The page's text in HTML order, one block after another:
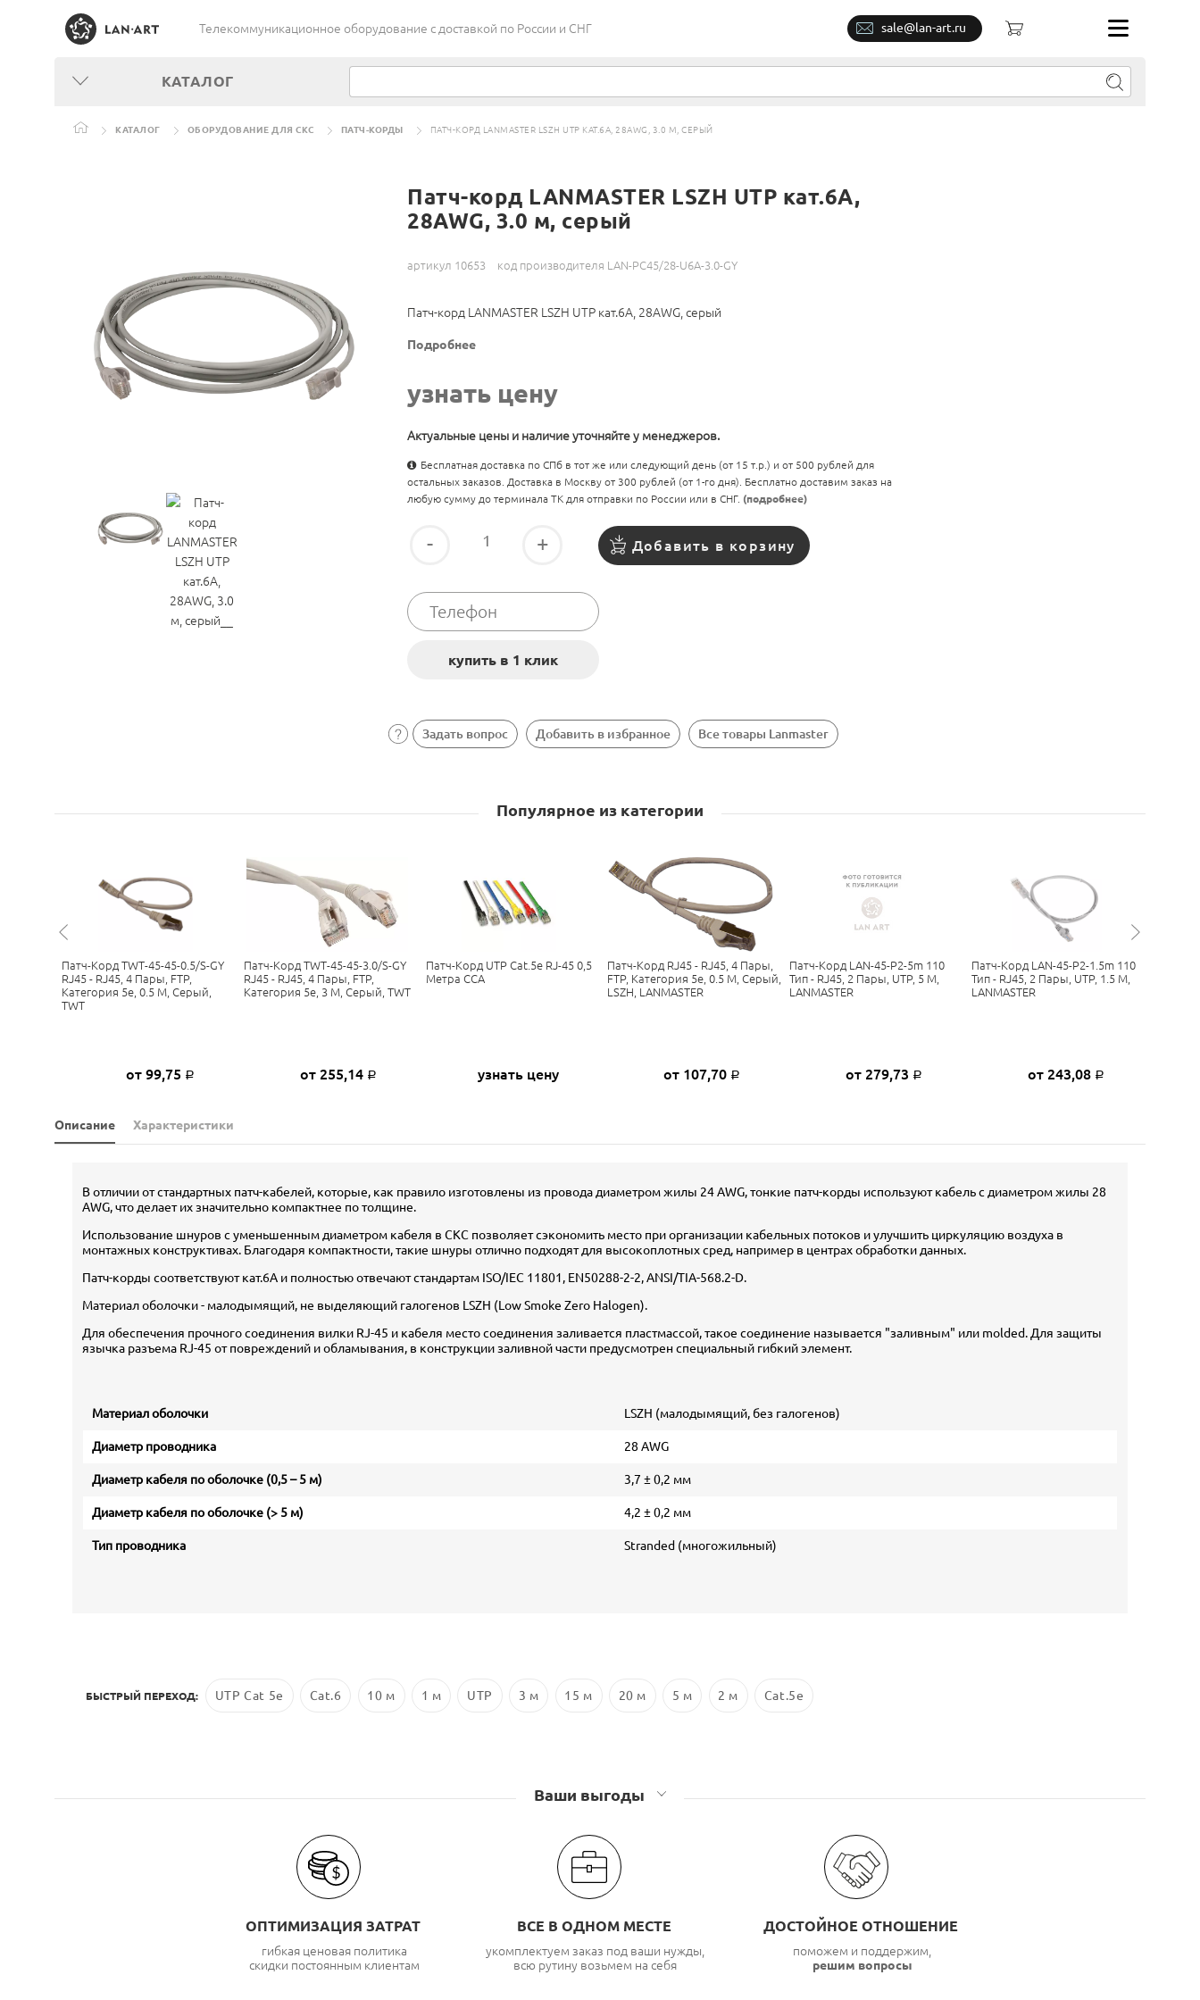
Телекоммуникационное оборудование c доставкой по России и СНГ sale@lan-art.ru
КАТАЛОГ
КАТАЛОГ ОБОРУДОВАНИЕ ДЛЯ СКС ПАТЧ-КОРДЫ ПАТЧ-КОРД LANMASTER LSZH UTP КАТ.6A, 28AWG, 3.0 М, СЕРЫЙ
Патч-корд LANMASTER LSZH UTP кат.6A,
28AWG, 3.0 м, серый
артикул 10653 код производителя LAN-PC45/28-U6A-3.0-GY
Патч-корд LANMASTER LSZH UTP кат.6A, 28AWG, серый
Подробнее
узнать цену
Актуальные цены и наличие уточняйте у менеджеров.
Бесплатная доставка по СПб в тот же или следующий день (от 15 т.р.) и от 500 рублей для
остальных заказов. Доставка в Москву от 300 рублей (от 1-го дня). Бесплатно доставим заказ на
любую сумму до терминала ТК для отправки по России или в СНГ. (подробнее)
- + Добавить в корзину
Задать вопрос Добавить в избранное Все товары Lanmaster
Популярное из категории
Патч-Корд TWT-45-45-0.5/S-GY
RJ45 - RJ45, 4 Пары, FTP,
Категория 5е, 0.5 М, Серый,
TWT
от 99,75 Р
Патч-Корд TWT-45-45-3.0/S-GY
RJ45 - RJ45, 4 Пары, FTP,
Категория 5е, 3 М, Серый, TWT
от 255,14 Р
Патч-Корд UTP Cat.5e RJ-45 0,5
Метра CCA
узнать цену
Патч-Корд RJ45 - RJ45, 4 Пары,
FTP, Категория 5е, 0.5 М, Серый,
LSZH, LANMASTER
от 107,70 Р
Патч-Корд LAN-45-P2-5m 110
Тип - RJ45, 2 Пары, UTP, 5 М,
LANMASTER
от 279,73 Р
Патч-Корд LAN-45-P2-1.5m 110
Тип - RJ45, 2 Пары, UTP, 1.5 М,
LANMASTER
от 243,08 Р
Описание Характеристики
В отличии от стандартных патч-кабелей, которые, как правило изготовлены из провода диаметром жилы 24 AWG, тонкие патч-корды используют кабель с диаметром жилы 28
AWG, что делает их значительно компактнее по толщине.
Использование шнуров с уменьшенным диаметром кабеля в СКС позволяет сэкономить место при организации кабельных потоков и улучшить циркуляцию воздуха в
монтажных конструктивах. Благодаря компактности, такие шнуры отлично подходят для высокоплотных сред, например в центрах обработки данных.
Патч-корды соответствуют кат.6A и полностью отвечают стандартам ISO/IEC 11801, EN50288-2-2, ANSI/TIA-568.2-D.
Материал оболочки - малодымящий, не выделяющий галогенов LSZH (Low Smoke Zero Halogen).
Для обеспечения прочного соединения вилки RJ-45 и кабеля место соединения заливается пластмассой, такое соединение называется "заливным" или molded. Для защиты
язычка разъема RJ-45 от повреждений и обламывания, в конструкции заливной части предусмотрен специальный гибкий элемент.
Материал оболочки LSZH (малодымящий, без галогенов)
Диаметр проводника 28 AWG
Диаметр кабеля по оболочке (0,5 – 5 м) 3,7 ± 0,2 мм
Диаметр кабеля по оболочке (> 5 м) 4,2 ± 0,2 мм
Тип проводника Stranded (многожильный)
БЫСТРЫЙ ПЕРЕХОД: UTP Cat 5e Cat.6 10 м 1 м UTP 3 м 15 м 20 м 5 м 2 м Cat.5e
Ваши выгоды
ОПТИМИЗАЦИЯ ЗАТРАТ
гибкая ценовая политика
скидки постоянным клиентам
ВСЕ В ОДНОМ МЕСТЕ
укомплектуем заказ под ваши нужды,
всю рутину возьмем на себя
ДОСТОЙНОЕ ОТНОШЕНИЕ
поможем и поддержим,
решим вопросы